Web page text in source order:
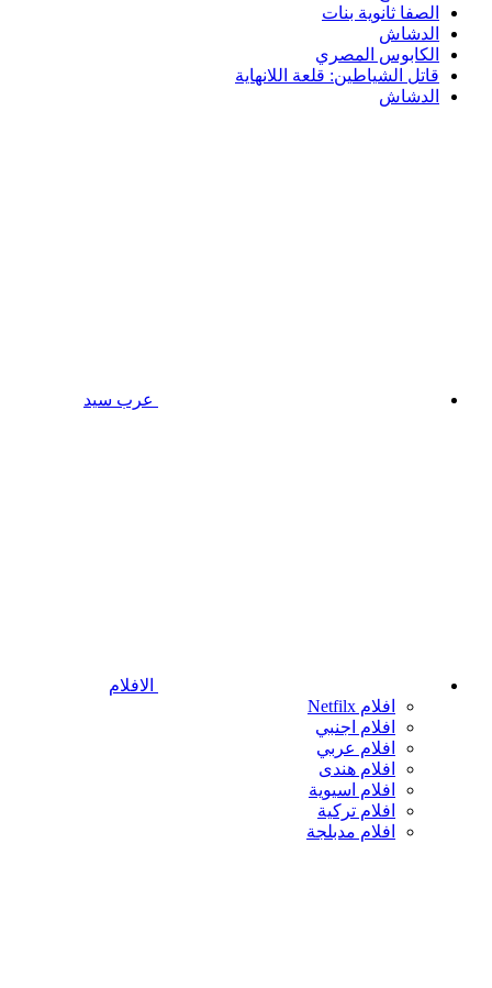
الصفا ثانوية بنات
الدشاش
الكابوس المصري
قاتل الشياطين: قلعة اللانهاية
الدشاش
عرب سيد
الافلام
افلام Netfilx
افلام اجنبي
افلام عربي
افلام هندى
افلام اسيوية
افلام تركية
افلام مدبلجة